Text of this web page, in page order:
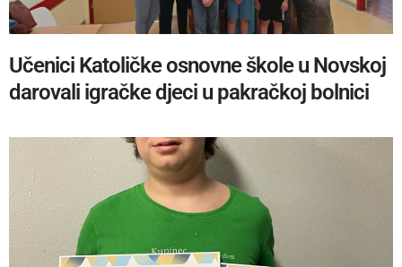
Učenici Katoličke osnovne škole u Novskoj
darovali igračke djeci u pakračkoj bolnici